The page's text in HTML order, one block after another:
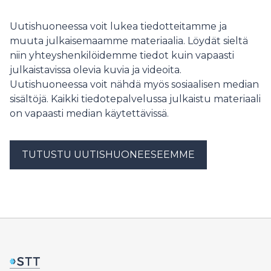
tilaa ja laajemmat aukioloajat. Uusi asema on tarkoitus
avata asiakkaille keväällä 2028. Moisiolammentien
jäteasema poistuu käytöstä siinä yhteydessä, kun uusi
asema avautuu käyttöön. Tontin vuokrahinta on 15 319,
20 euroa vuodessa. Lisätietoa: tonttipäällikkö
kerää kiitosta kestävyyden asiantuntijoilta.
Uutishuoneessa voit lukea tiedotteitamme ja
muuta julkaisemaamme materiaalia. Löydät sieltä
niin yhteyshenkilöidemme tiedot kuin vapaasti
julkaistavissa olevia kuvia ja videoita.
Uutishuoneessa voit nähdä myös sosiaalisen median
sisältöjä. Kaikki tiedotepalvelussa julkaistu materiaali
on vapaasti median käytettävissä.
TUTUSTU UUTISHUONEESEEMME